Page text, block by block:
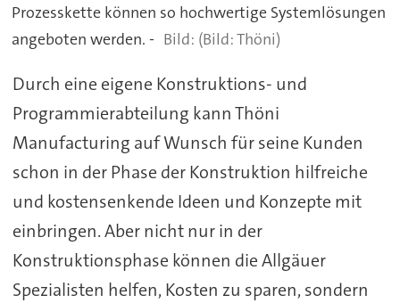
Prozesskette können so hochwertige Systemlösungen
angeboten werden. -
(Bild: Thöni)
Durch eine eigene Konstruktions- und
Programmierabteilung kann Thöni
Manufacturing auf Wunsch für seine Kunden
schon in der Phase der Konstruktion hilfreiche
und kostensenkende Ideen und Konzepte mit
einbringen. Aber nicht nur in der
Konstruktionsphase können die Allgäuer
Spezialisten helfen, Kosten zu sparen, sondern